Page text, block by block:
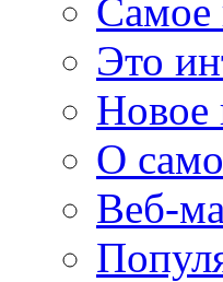
Самое
Это
Новое
О
Веб-